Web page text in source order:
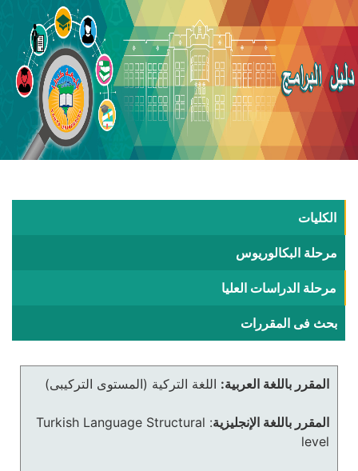
الكليات
مرحلة البكالوريوس
مرحلة الدراسات العليا
بحث فى المقررات
المقرر باللغة العربية: اللغة التركية (المستوى التركيبى)
المقرر باللغة الإنجليزية:
Turkish Language Structural
level